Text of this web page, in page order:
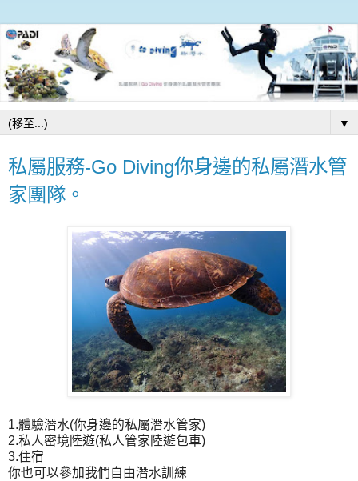
▼
私屬服務-Go Diving你身邊的私屬潛水管
家團隊。
1.體驗潛水(你身邊的私屬潛水管家)
2.私人密境陸遊(私人管家陸遊包車)
3.住宿
你也可以參加我們自由潛水訓練